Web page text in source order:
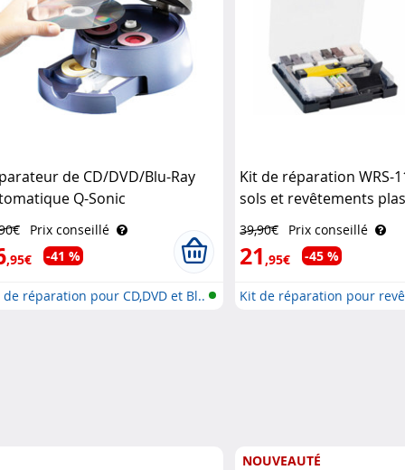
de CD/DVD/Blu-Ray
Q-Sonic
Prix conseillé
,95€ -41 %
de réparation pour CD,DVD et Bl..
Kit de réparation WRS-
sols et revêtements
39,90€ Prix conseillé
21,95€ -45 %
Kit de réparation pour
NOUVEAUTÉ